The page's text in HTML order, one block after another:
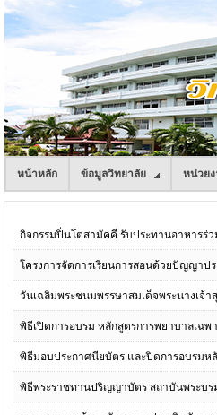
หน้าหลัก ข้อมูลวิทยาลัย หน่วย
กิจกรรมปิ่นโตสามัคคี รับประทานอาหารร่
โครงการจัดการเรียนการสอนด้วยปัญญาป
วันเฉลิมพระชนมพรรษาสมเด็จพระนางเจ้
พิธีเปิดการอบรม หลักสูตรการพยาบาลเฉ
พิธีมอบประกาศนียบัตร และปิดการอบรมห
พิธีพระราชทานปริญญาบัตร สถาบันพระบ